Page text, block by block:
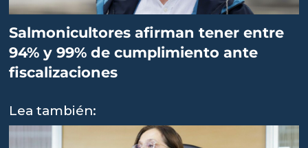
Salmonicultores afirman tener entre
94% y 99% de cumplimiento ante
fiscalizaciones
Lea también: